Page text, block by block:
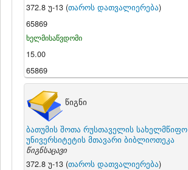
372.8 უ-13 (თაროს დათვალიერება)
65869
ხელმისაწვდომი
15.00
65869
წიგნი
ბათუმის შოთა რუსთაველის სახელმწიფო
უნივერსიტეტის მთავარი ბიბლიოთეკა
წიგნსაცავი
372.8 უ-13 (თაროს დათვალიერება)